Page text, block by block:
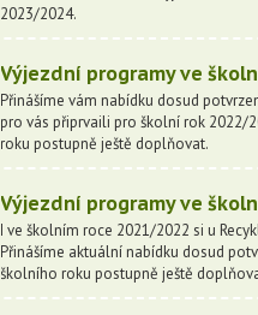
2023/2024.
Výjezdní programy ve
Přinášíme vám nabídku dosud
pro vás připrvaili pro školní rok 2022/
roku postupně ještě doplňovat.
Výjezdní programy ve
I ve školním roce 2021/2022 si u
Přinášíme aktuální nabídku dosud
školního roku postupně ještě